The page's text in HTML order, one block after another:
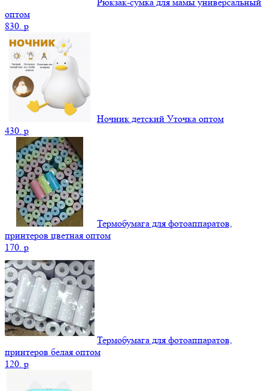
оптом
830. p
Ночник детский Уточка оптом
430. p
Термобумага для фотоаппаратов,
принтеров цветная оптом
170. p
Термобумага для фотоаппаратов,
принтеров белая оптом
120. p